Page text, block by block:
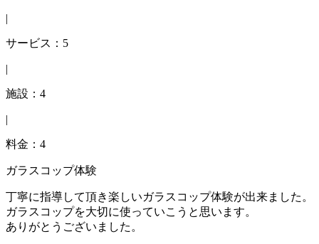
|
サービス：5
|
施設：4
|
料金：4
ガラスコップ体験
丁寧に指導して頂き楽しいガラスコップ体験が出来ました。
ガラスコップを大切に使っていこうと思います。
ありがとうございました。